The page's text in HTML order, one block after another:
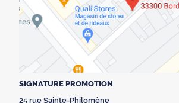
SIGNATURE PROMOTION
25 rue Sainte-Philomène